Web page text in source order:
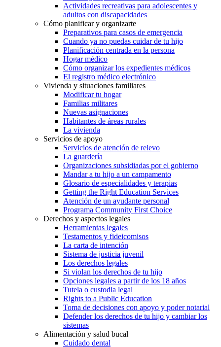
Actividades recreativas para adolescentes y
adultos con discapacidades
Cómo planificar y organizarte
Preparativos para casos de emergencia
Cuando ya no puedas cuidar de tu hijo
Planificación centrada en la persona
Hogar médico
Cómo organizar los expedientes médicos
El registro médico electrónico
Vivienda y situaciones familiares
Modificar tu hogar
Familias militares
Nuevas asignaciones
Habitantes de áreas rurales
La vivienda
Servicios de apoyo
Servicios de atención de relevo
La guardería
Organizaciones subsidiadas por el gobierno
Mandar a tu hijo a un campamento
Glosario de especialidades y terapias
Getting the Right Education Services
Atención de un ayudante personal
Programa Community First Choice
Derechos y aspectos legales
Herramientas legales
Testamentos y fideicomisos
La carta de intención
Sistema de justicia juvenil
Los derechos legales
Si violan los derechos de tu hijo
Opciones legales a partir de los 18 años
Tutela o custodia legal
Rights to a Public Education
Toma de decisiones con apoyo y poder notarial
Defender los derechos de tu hijo y cambiar los
sistemas
Alimentación y salud bucal
Cuidado dental